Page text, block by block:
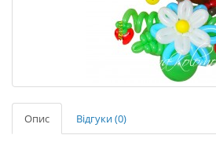
Опис Відгуки (0)